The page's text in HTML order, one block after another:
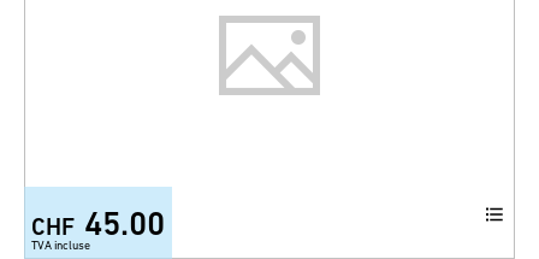
CHF 45.00
TVA incluse